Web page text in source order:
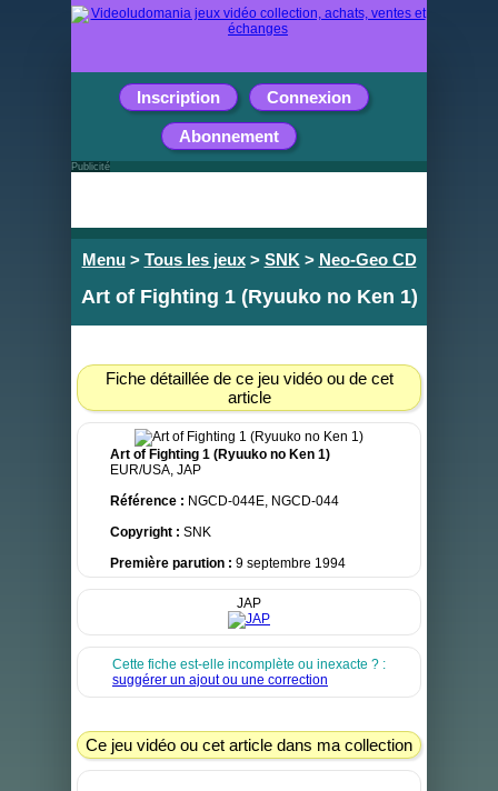
Inscription Connexion
Abonnement
Menu> Tous les jeux> SNK > Neo-Geo CD
Art of Fighting 1 (Ryuuko no Ken 1)
Fiche détaillée de ce jeu vidéo ou de cet
article
Art of Fighting 1 (Ryuuko no Ken 1)
EUR/USA, JAP
Référence : NGCD-044E, NGCD-044
Copyright : SNK
Première parution : 9 septembre 1994
JAP
Cette fiche est-elle incomplète ou inexacte ? :
suggérer un ajout ou une correction
Ce jeu vidéo ou cet article dans ma collection
Publicité